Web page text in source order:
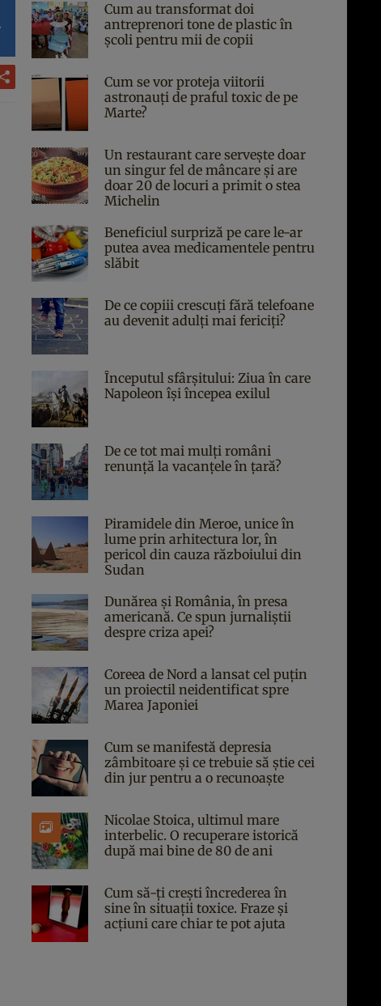
Cum au transformat doi
antreprenori tone de plastic în
școli pentru mii de copii
Cum se vor proteja viitorii
astronauți de praful toxic de pe
Marte?
Un restaurant care servește doar
un singur fel de mâncare și are
doar 20 de locuri a primit o stea
Michelin
Beneficiul surpriză pe care le-ar
putea avea medicamentele pentru
slăbit
De ce copiii crescuți fără telefoane
au devenit adulți mai fericiți?
Începutul sfârşitului: Ziua în care
Napoleon îşi începea exilul
De ce tot mai mulți români
renunță la vacanțele în țară?
Piramidele din Meroe, unice în
lume prin arhitectura lor, în
pericol din cauza războiului din
Sudan
Dunărea și România, în presa
americană. Ce spun jurnaliștii
despre criza apei?
Coreea de Nord a lansat cel puțin
un proiectil neidentificat spre
Marea Japoniei
Cum se manifestă depresia
zâmbitoare și ce trebuie să știe cei
din jur pentru a o recunoaște
Nicolae Stoica, ultimul mare
interbelic. O recuperare istorică
după mai bine de 80 de ani
Cum să-ți crești încrederea în
sine în situații toxice. Fraze și
acțiuni care chiar te pot ajuta